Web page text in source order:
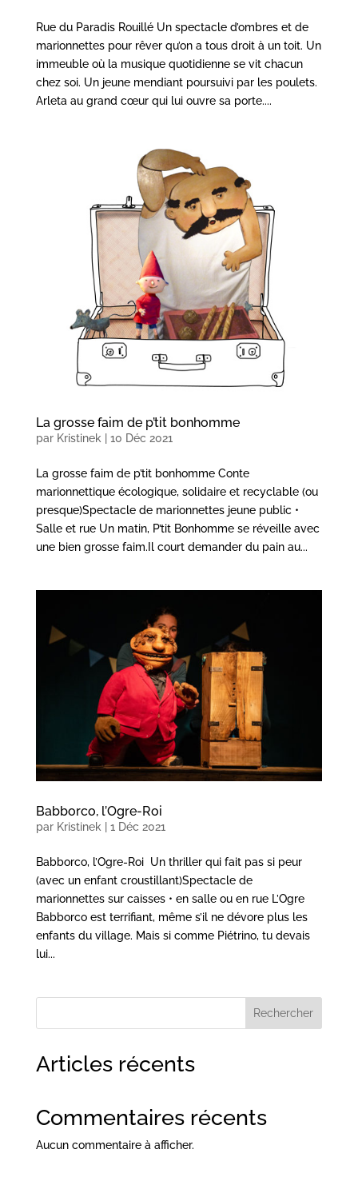
Rue du Paradis Rouillé Un spectacle d’ombres et de
marionnettes pour rêver qu’on a tous droit à un toit. Un
immeuble où la musique quotidienne se vit chacun
chez soi. Un jeune mendiant poursuivi par les poulets.
Arleta au grand cœur qui lui ouvre sa porte....
La grosse faim de p’tit bonhomme
par Kristinek 10 Déc 2021
La grosse faim de p’tit bonhomme Conte
marionnettique écologique, solidaire et recyclable (ou
presque)Spectacle de marionnettes jeune public •
Salle et rue Un matin, P’tit Bonhomme se réveille avec
une bien grosse faim.Il court demander du pain au...
Babborco, l’Ogre-Roi
par Kristinek 1 Déc 2021
Babborco, l’Ogre-Roi Un thriller qui fait pas si peur
(avec un enfant croustillant)Spectacle de
marionnettes sur caisses • en salle ou en rue L’Ogre
Babborco est terrifiant, même s’il ne dévore plus les
enfants du village. Mais si comme Piétrino, tu devais
lui...
Rechercher
Articles récents
Commentaires récents
Aucun commentaire à afficher.